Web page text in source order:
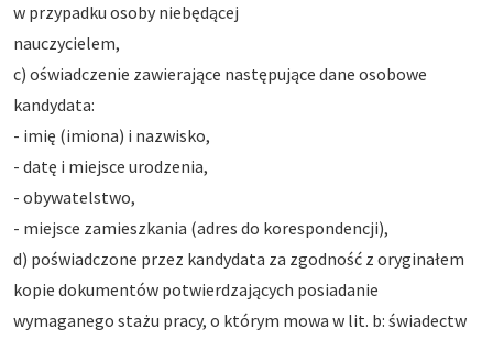
w przypadku osoby niebędącej
nauczycielem,
c) oświadczenie zawierające następujące dane osobowe
kandydata:
- imię (imiona) i nazwisko,
- datę i miejsce urodzenia,
- obywatelstwo,
- miejsce zamieszkania (adres do korespondencji),
d) poświadczone przez kandydata za zgodność z oryginałem
kopie dokumentów potwierdzających posiadanie
wymaganego stażu pracy, o którym mowa w lit. b: świadectw